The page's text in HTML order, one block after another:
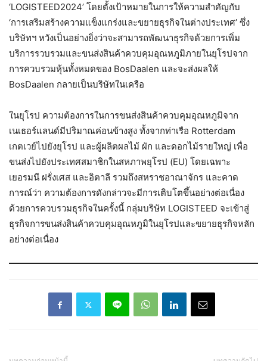
‘LOGISTEED2024’ โดยตั้งเป้าหมายในการให้ความสำคัญกับ
‘การเสริมสร้างความแข็งแกร่งและขยายธุรกิจในต่างประเทศ’ ซึ่ง
บริษัทฯ หวังเป็นอย่างยิ่งว่าจะสามารถพัฒนาธุรกิจด้วยการเพิ่ม
บริการรวบรวมและขนส่งสินค้าควบคุมอุณหภูมิภายในยุโรปจาก
การควบรวมหุ้นทั้งหมดของ BosDaalen และจะส่งผลให้
BosDaalen กลายเป็นบริษัทในเครือ
ในยุโรป ความต้องการในการขนส่งสินค้าควบคุมอุณหภูมิจาก
เนเธอร์แลนด์มีปริมาณค่อนข้างสูง ทั้งจากท่าเรือ Rotterdam
เกตเวย์ไปยังยุโรป และผู้ผลิตผลไม้ ผัก และดอกไม้รายใหญ่ เพื่อ
ขนส่งไปยังประเทศสมาชิกในสหภาพยุโรป (EU) โดยเฉพาะ
เยอรมนี ฝรั่งเศส และอิตาลี รวมถึงสหราชอาณาจักร และคาด
การณ์ว่า ความต้องการดังกล่าวจะมีการเติบโตขึ้นอย่างต่อเนื่อง
ด้วยการควบรวมธุรกิจในครั้งนี้ กลุ่มบริษัท LOGISTEED จะเข้าสู่
ธุรกิจการขนส่งสินค้าควบคุมอุณหภูมิในยุโรปและขยายธุรกิจหลัก
อย่างต่อเนื่อง